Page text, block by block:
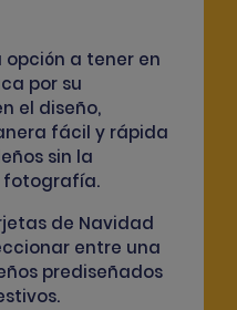
opción a tener en
por su
el diseño,
fácil y rápida
sin la
fotografía.
de Navidad
entre una
prediseñados